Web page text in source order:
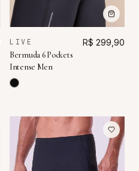
LIVE
Bermuda 6 Pockets
Intense Men
R$ 299,90